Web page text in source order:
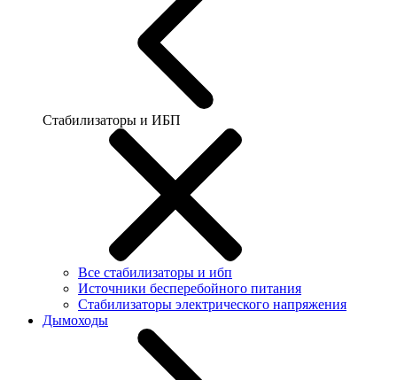
Стабилизаторы и ИБП
Все стабилизаторы и ибп
Источники бесперебойного питания
Стабилизаторы электрического напряжения
Дымоходы